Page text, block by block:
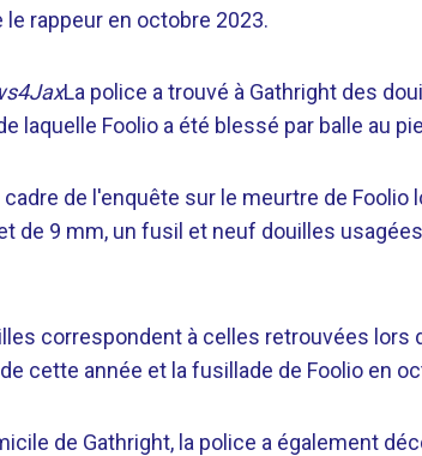
rappeur en octobre 2023.
La police a trouvé à Gathright des
laquelle Foolio a été blessé par balle au
de l'enquête sur le meurtre de
de 9 mm, un fusil et neuf douilles
correspondent à celles retrouvées lors
cette année et la fusillade de Foolio en
de Gathright, la police a également